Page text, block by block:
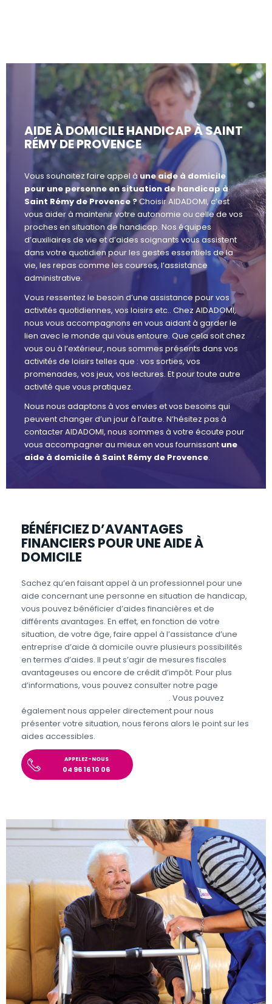
AIDE À DOMICILE HANDICAP À SAINT
RÉMY DE PROVENCE
Vous souhaitez faire appel àune aide à domicile
pour une personne en situation de handicap à
Saint Rémy de Provence ?Choisir AIDADOMI, c’est
vous aider à maintenir votre autonomie ou celle de vos
proches en situation de handicap. Nos équipes
d’auxiliaires de vie et d’aides soignants vous assistent
dans votre quotidien pour les gestes essentiels de la
vie, les repas comme les courses, l’assistance
administrative.
Vous ressentez le besoin d’une assistance pour vos
activités quotidiennes, vos loisirs etc.. Chez AIDADOMI,
nous vous accompagnons en vous aidant à garder le
lien avec le monde qui vous entoure. Que cela soit chez
vous ou à l’extérieur, nous sommes présents dans vos
activités de loisirs telles que : vos sorties, vos
promenades, vos jeux, vos lectures. Et pour toute autre
activité que vous pratiquez.
Nous nous adaptons à vos envies et vos besoins qui
peuvent changer d’un jour à l’autre. N’hésitez pas à
contacter AIDADOMI, nous sommes à votre écoute pour
vous accompagner au mieux en vous fournissant une
aide à domicile à Saint Rémy de Provence.
BÉNÉFICIEZ D’AVANTAGES
FINANCIERS POUR UNE AIDE À
DOMICILE
Sachez qu’en faisant appel à un professionnel pour une
aide concernant une personne en situation de handicap,
vous pouvez bénéficier d’aides financières et de
différents avantages. En effet, en fonction de votre
situation, de votre âge, faire appel à l’assistance d’une
entreprise d’aide à domicile ouvre plusieurs possibilités
en termes d’aides. Il peut s’agir de mesures fiscales
avantageuses ou encore de crédit d’impôt. Pour plus
d’informations, vous pouvez consulter notre page
. Vous pouvez
également nous appeler directement pour nous
présenter votre situation, nous ferons alors le point sur les
aides accessibles.
APPELEZ-NOUS
04 96 16 10 06